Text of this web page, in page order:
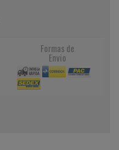
Formas de
Envio